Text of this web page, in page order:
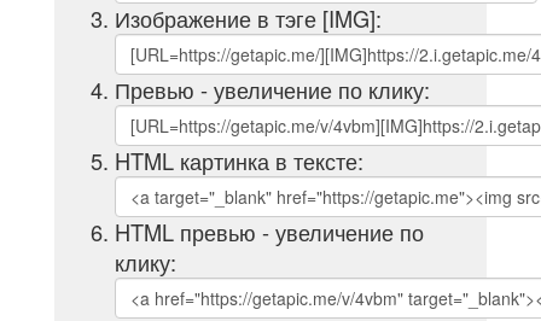
Изображение в тэге [IMG]:
Превью - увеличение по клику:
HTML картинка в тексте:
HTML превью - увеличение по
клику: